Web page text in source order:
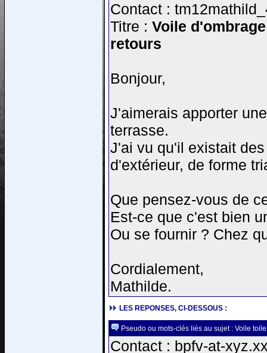
Contact :
Titre : Voile
retours
Bonjour,
J'aimerais apporter
terrasse.
J'ai vu qu'il existait
d'extérieur, de forme
Que pensez-vous de
Est-ce que c'est bien
Ou se fournir ? Chez
Cordialement,
Mathilde.
LES REPONSES, CI-DESSOUS :
Pseudo ou mots-clés liés au sujet : Voile
Contact : bpfv-at-